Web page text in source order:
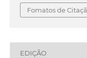
Fomatos de
EDIÇÃO